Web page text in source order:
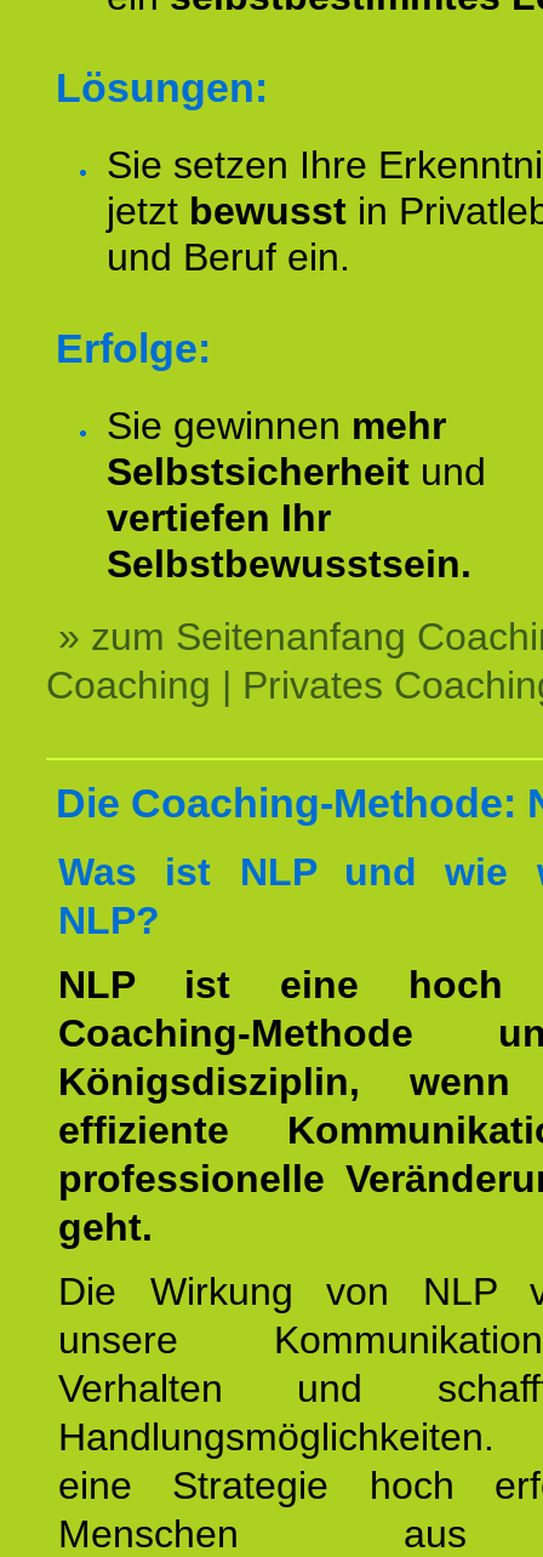
Lösungen:
Sie setzen Ihre
jetzt bewusst in
und Beruf ein.
Erfolge:
Sie gewinnen mehr
Selbstsicherheit und
vertiefen Ihr
Selbstbewusstsein.
» zum Seitenanfang
Coaching | Privates
Die Coaching-Methode:
Was ist NLP und wie
NLP?
NLP ist eine hoch
Coaching-Methode
Königsdisziplin,
effiziente
professionelle
geht.
Die Wirkung von NLP
unsere
Verhalten und
eine Strategie hoch
Menschen